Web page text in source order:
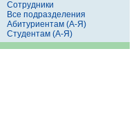
Сотрудники
Все подразделения
Абитуриентам (А-Я)
Студентам (А-Я)